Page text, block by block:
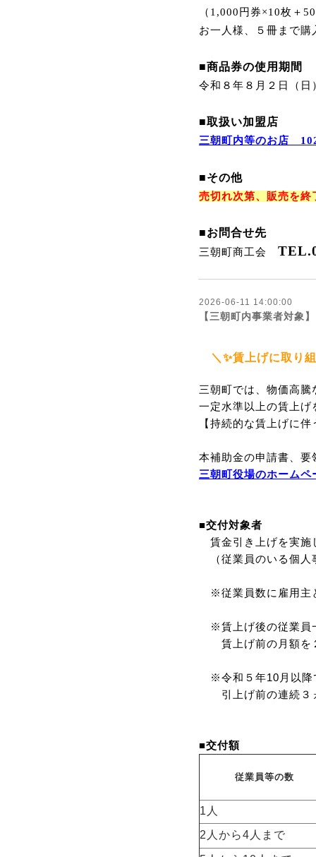
（1,000円券×10枚＋
お一人様、５冊まで購
■商品券の使用期間
令和８年８月２日（日
■取扱い加盟店
三朝町内等のお店
■その他
売切れ次第、販売を終
■お問合せ先
三朝町商工会
2026-06-11 14:00:00
【三朝町内事業者対象
＼✨賃上げに取り
三朝町では、物価高
一定水準以上の賃上
【持続的な賃上げに
本補助金の申請書、
三朝町役場のホームペ
■交付対象者
賃金引き上げを実施
（従業員のいる個人
※従業員数に雇用主
※賃上げ後の従業員
賃上げ前の月額を
※令和５年10月以降
引上げ前の連続３ヵ
■交付額
従業員等の数
1人
2人から4人まで